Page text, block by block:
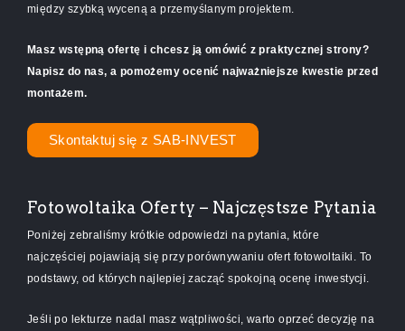
między szybką wyceną a przemyślanym projektem.
Masz wstępną ofertę i chcesz ją omówić z praktycznej strony?
Napisz do nas, a pomożemy ocenić najważniejsze kwestie przed
montażem.
Skontaktuj się z SAB-INVEST
Fotowoltaika Oferty – Najczęstsze Pytania
Poniżej zebraliśmy krótkie odpowiedzi na pytania, które
najczęściej pojawiają się przy porównywaniu ofert fotowoltaiki. To
podstawy, od których najlepiej zacząć spokojną ocenę inwestycji.
Jeśli po lekturze nadal masz wątpliwości, warto oprzeć decyzję na